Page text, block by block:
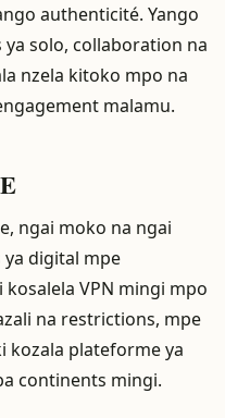
authenticité. Yango
solo, collaboration na
nzela kitoko mpo na
malamu.
ngai moko na ngai
ya digital mpe
VPN mingi mpo
na restrictions, mpe
kozala plateforme ya
continents mingi.